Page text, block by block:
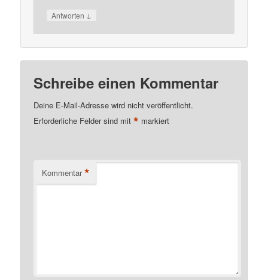
Antworten ↓
Schreibe einen Kommentar
Deine E-Mail-Adresse wird nicht veröffentlicht.
Erforderliche Felder sind mit* markiert
Kommentar *